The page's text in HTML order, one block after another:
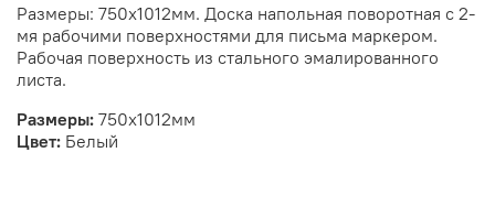
Размеры: 750х1012мм. Доска напольная поворотная с 2-
мя рабочими поверхностями для письма маркером.
Рабочая поверхность из стального эмалированного
листа.
Размеры: 750х1012мм
Цвет: Белый